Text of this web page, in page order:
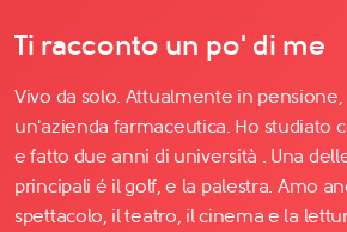
Ti racconto un po' di me
Vivo da solo. Attualmente in
un'azienda farmaceutica. Ho studiato
e fatto due anni di università . Una
principali é il golf, e la palestra. Amo
spettacolo, il teatro, il cinema e la